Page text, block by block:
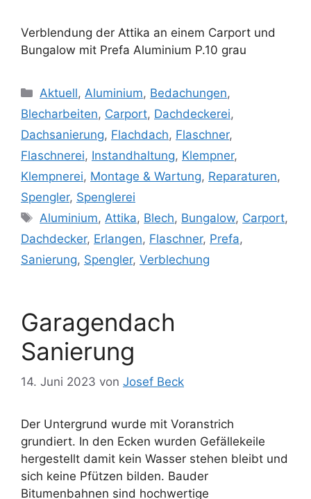
Verblendung der Attika an einem Carport und
Bungalow mit Prefa Aluminium P.10 grau
Kategorien
Aktuell, Aluminium, Bedachungen,
Blecharbeiten, Carport, Dachdeckerei,
Dachsanierung, Flachdach, Flaschner,
Flaschnerei, Instandhaltung, Klempner,
Klempnerei, Montage & Wartung, Reparaturen,
Spengler, Spenglerei
Schlagwörter
Aluminium, Attika, Blech, Bungalow, Carport,
Dachdecker, Erlangen, Flaschner, Prefa,
Sanierung, Spengler, Verblechung
Garagendach
Sanierung
14. Juni 2023 von Josef Beck
Der Untergrund wurde mit Voranstrich
grundiert. In den Ecken wurden Gefällekeile
hergestellt damit kein Wasser stehen bleibt und
sich keine Pfützen bilden. Bauder
Bitumenbahnen sind hochwertige